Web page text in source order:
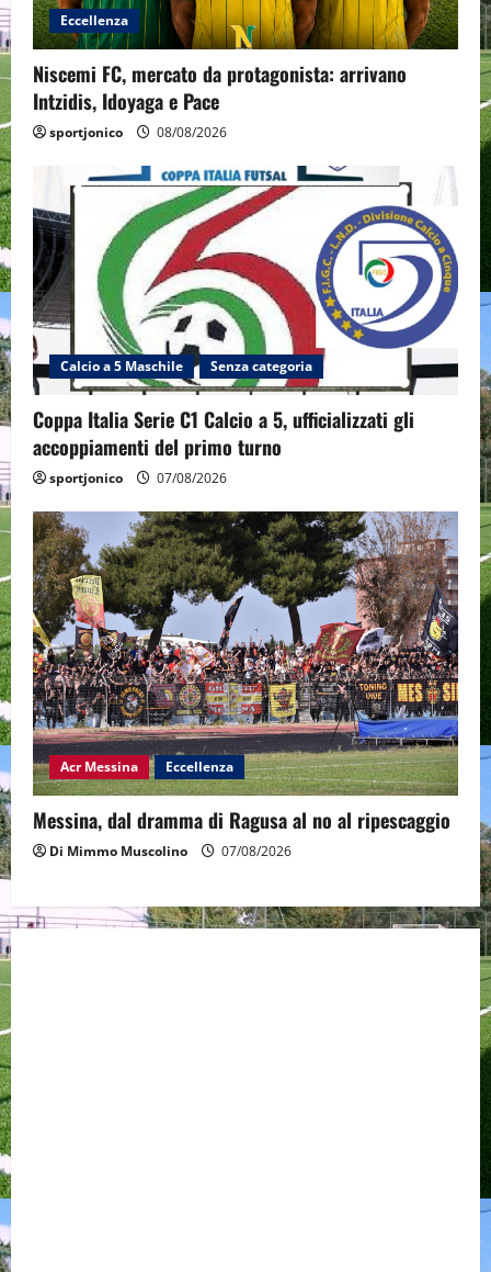
Eccellenza
Niscemi FC, mercato da protagonista: arrivano
Intzidis, Idoyaga e Pace
sportjonico 08/08/2026
Calcio a 5 Maschile Senza categoria
Coppa Italia Serie C1 Calcio a 5, ufficializzati gli
accoppiamenti del primo turno
sportjonico 07/08/2026
Acr Messina Eccellenza
Messina, dal dramma di Ragusa al no al ripescaggio
Di Mimmo Muscolino 07/08/2026